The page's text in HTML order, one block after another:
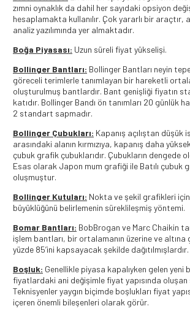
zımni oynaklık da dahil her sayıdaki opsiyon
hesaplamakta kullanılır. Çok yararlı bir araçtır,
analiz yazılımında yer almaktadır.
Boğa Piyasası: Uzun süreli fiyat yükselişi.
Bollinger Bantları: Bollinger Bantları neyin
göreceli terimlerle tanımlayan bir hareketli
oluşturulmuş bantlardır. Bant genişliği fiyatın
katıdır. Bollinger Bandı ön tanımları 20 günlük
2 standart sapmadır.
Bollinger Çubukları: Kapanış açılıştan düşük
arasındaki alanın kırmızıya, kapanış daha
çubuk grafik çubuklarıdır. Çubukların dengede
Esas olarak Japon mum grafiği ile Batılı çubuk
oluşmuştur.
Bollinger Kutuları: Nokta ve şekil grafikleri
büyüklüğünü belirlemenin süreklileşmiş yöntemi.
Bomar Bantları: BobBrogan ve Marc Chaikin
işlem bantları, bir ortalamanın üzerine ve altına
yüzde 85’ini kapsayacak şekilde dağıtılmışlardır.
Boşluk: Genellikle piyasa kapalıyken gelen yeni
fiyatlardaki ani değişimle fiyat yapısında oluşan
Teknisyenler yaygın biçimde boşlukları fiyat
içeren önemli bileşenleri olarak görür.